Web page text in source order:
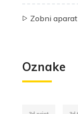
Zobni aparat
Oznake